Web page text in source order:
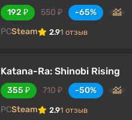
192 ₽ 550 ₽
-65%
PCSteam 2.91 отзыв
Katana-Ra: Shinobi Rising
355 ₽ 710 ₽
-50%
PCSteam 2.91 отзыв